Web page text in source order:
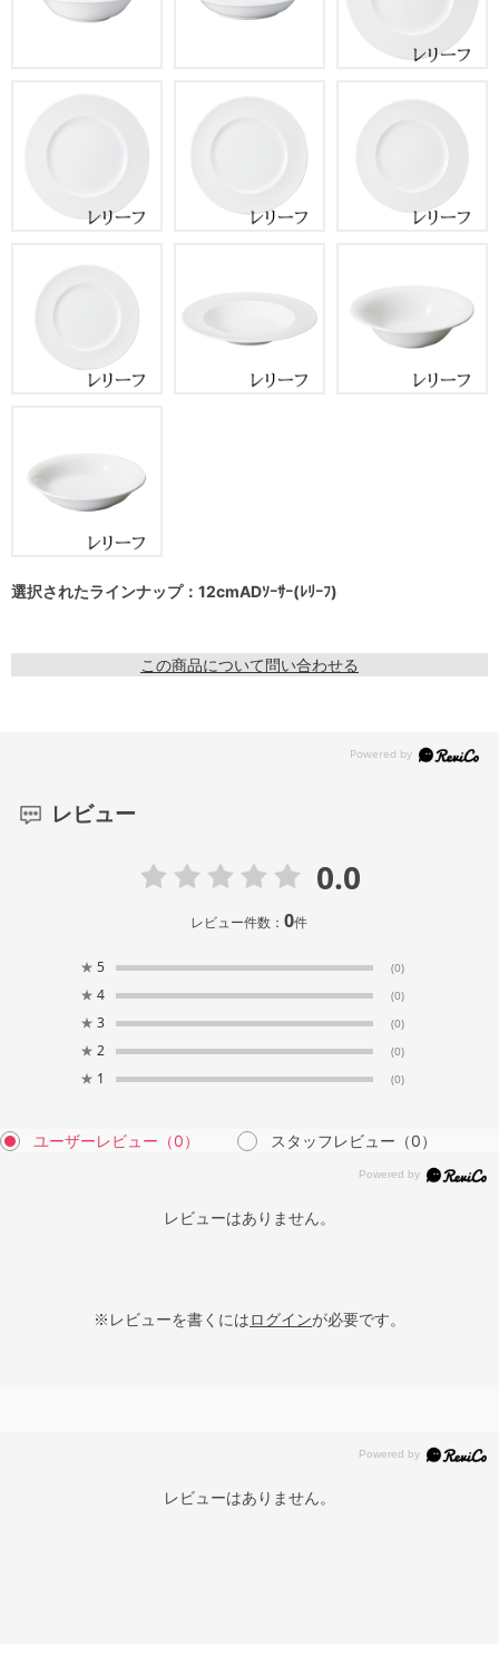
選択されたラインナップ：12cmADｿｰｻｰ(ﾚﾘｰﾌ)
この商品について問い合わせる
レビュー
0.0
レビュー件数：0件
★ 5 (0)
★ 4 (0)
★ 3 (0)
★ 2 (0)
★ 1 (0)
ユーザーレビュー （0） スタッフレビュー （0）
レビューはありません。
※レビューを書くにはログインが必要です。
レビューはありません。